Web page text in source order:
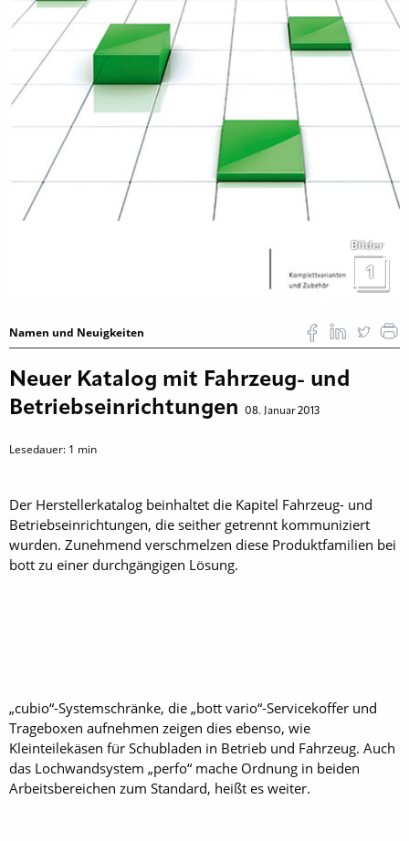
Bilder
1
Namen und Neuigkeiten
Neuer Katalog mit Fahrzeug- und
Betriebseinrichtungen
08. Januar 2013
Lesedauer: 1 min
Der Herstellerkatalog beinhaltet die Kapitel Fahrzeug- und
Betriebseinrichtungen, die seither getrennt kommuniziert
wurden. Zunehmend verschmelzen diese Produktfamilien bei
bott zu einer durchgängigen Lösung.
„cubio“-Systemschränke, die „bott vario“-Servicekoffer und
Trageboxen aufnehmen zeigen dies ebenso, wie
Kleinteilekäsen für Schubladen in Betrieb und Fahrzeug. Auch
das Lochwandsystem „perfo“ mache Ordnung in beiden
Arbeitsbereichen zum Standard, heißt es weiter.